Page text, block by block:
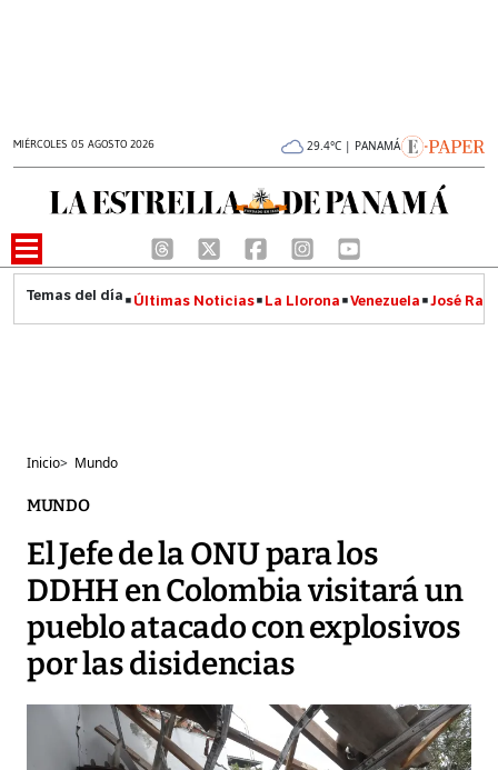
MIÉRCOLES 05 AGOSTO 2026 29.4°C | PANAMÁ
Últimas Noticias La Llorona Venezuela José
Inicio> Mundo
MUNDO
El Jefe de la ONU para los
DDHH en Colombia visitará un
pueblo atacado con explosivos
por las disidencias